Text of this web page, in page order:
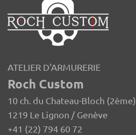
ATELIER D'ARMURERIE
Roch Custom
10 ch. du Chateau-Bloch (2ème)
1219 Le Lignon / Genève
+41 (22) 794 60 72